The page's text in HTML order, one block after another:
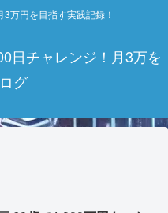
万円を目指す実践記録！
日チャレンジ！月3万を
グ